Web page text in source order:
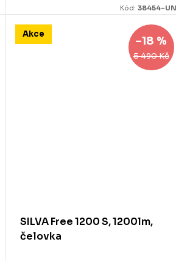
Kód: 38454-
Akce
5 490 Kč
–18 %
SILVA Free 1200 S, 1200lm,
čelovka